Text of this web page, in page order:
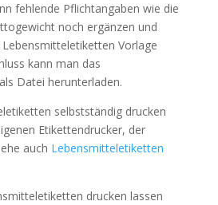
fehlende Pflichtangaben wie die
noch ergänzen und
Vorlage
kann man das
Datei herunterladen.
selbstständig drucken
Etikettendrucker, der
auch Lebensmitteletiketten
drucken lassen